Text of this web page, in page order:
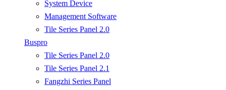
System Device
Management Software
Tile Series Panel 2.0
Buspro
Tile Series Panel 2.0
Tile Series Panel 2.1
Fangzhi Series Panel